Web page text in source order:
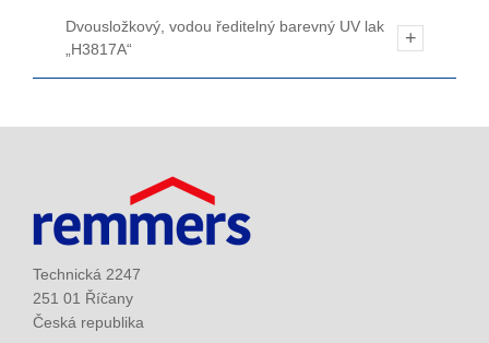
Dvousložkový, vodou ředitelný barevný UV lak
„H3817A“
Technická 2247
251 01 Říčany
Česká republika